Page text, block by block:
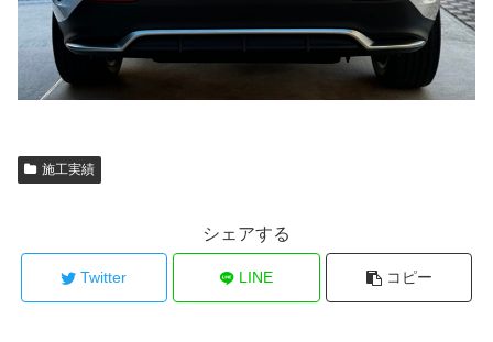
施工実績
シェアする
Twitter LINE コピー